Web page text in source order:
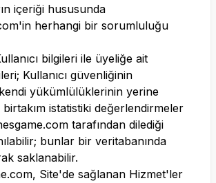
içeriği hususunda
'in herhangi bir sorumluluğu
bilgileri ile üyeliğe ait
Kullanıcı güvenliğinin
yükümlülüklerinin yerine
istatistiki değerlendirmeler
tarafından dilediği
bunlar bir veritabanında
saklanabilir.
, Site'de sağlanan Hizmet'ler